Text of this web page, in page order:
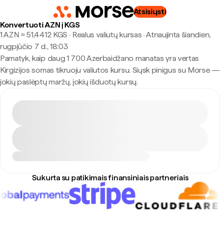
Atsisiųsti
Konvertuoti AZN į KGS
1 AZN ≈ 51,4412 KGS · Realus valiutų kursas ·Atnaujinta šiandien,
rugpjūčio 7 d., 18:03
Pamatyk, kaip daug 1 700 Azerbaidžano manatas yra vertas
Kirgizijos somas tikruoju valiutos kursu. Siųsk pinigus su Morse —
jokių paslėptų maržų, jokių išduotų kursų.
Sukurta su patikimais finansiniais partneriais